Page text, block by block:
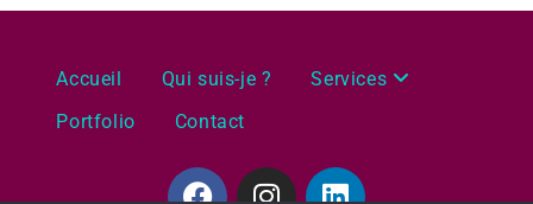
Accueil Qui suis-je ?
Services
Portfolio
Contact